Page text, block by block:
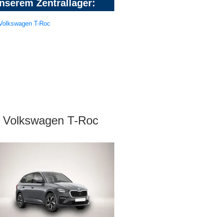
Zentrallager:
Volkswagen T-Roc